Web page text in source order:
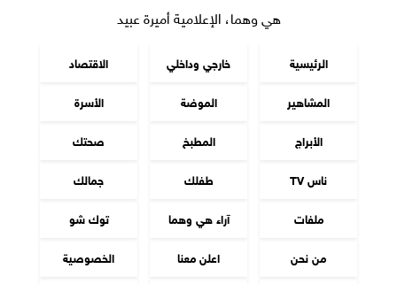
هي وهما، الإعلامية أميرة عبيد
الرئيسية خارجي وداخلي
الاقتصاد
المشاهير
الموضة
الأسرة
الأبراج
المطبخ
صحتك
ناس TV
طفلك
جمالك
ملفات
آراء هي وهما
توك شو
من نحن
اعلن معنا الخصوصية